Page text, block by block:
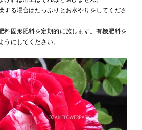
する場合はたっぷりとお水やりをしてくださ
料固形肥料を定期的に施します。有機肥料を
にしてください。